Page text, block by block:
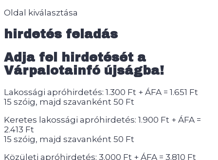
Oldal kiválasztása
hirdetés feladás
Adja fel hirdetését a
Várpalotainfó újságba!
Lakossági apróhirdetés: 1.300 Ft + ÁFA = 1.651 Ft
15 szóig, majd szavanként 50 Ft
Keretes lakossági apróhirdetés: 1.900 Ft + ÁFA =
2.413 Ft
15 szóig, majd szavanként 50 Ft
Közületi apróhirdetés: 3.000 Ft + ÁFA = 3.810 Ft